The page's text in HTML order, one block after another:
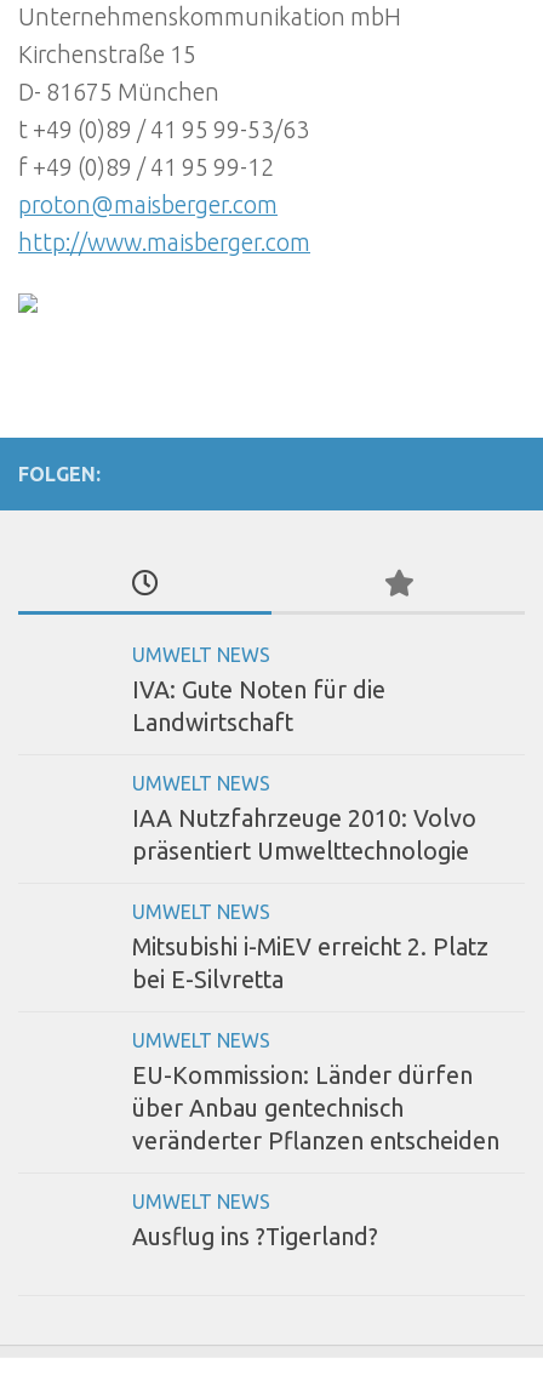
Unternehmenskommunikation mbH
Kirchenstraße 15
D- 81675 München
t +49 (0)89 / 41 95 99-53/63
f +49 (0)89 / 41 95 99-12
proton@maisberger.com
http://www.maisberger.com
FOLGEN:
UMWELT NEWS
IVA: Gute Noten für die
Landwirtschaft
UMWELT NEWS
IAA Nutzfahrzeuge 2010: Volvo
präsentiert Umwelttechnologie
UMWELT NEWS
Mitsubishi i-MiEV erreicht 2. Platz
bei E-Silvretta
UMWELT NEWS
EU-Kommission: Länder dürfen
über Anbau gentechnisch
veränderter Pflanzen entscheiden
UMWELT NEWS
Ausflug ins ?Tigerland?